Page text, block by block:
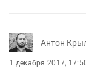
Антон
1 декабря 2017,